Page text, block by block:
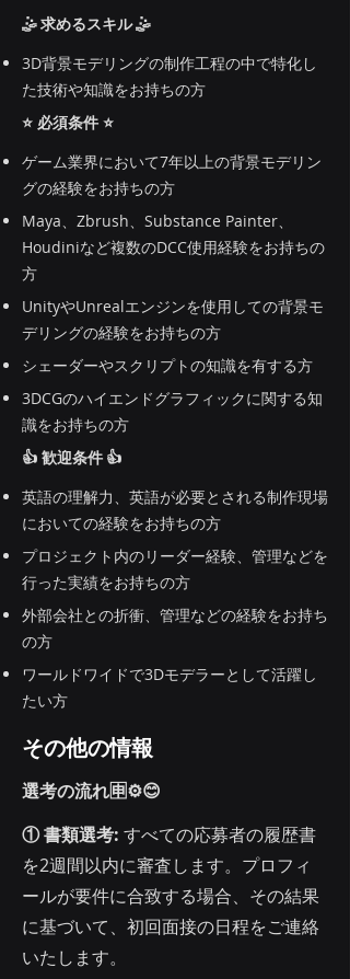
🤹 求めるスキル 🤹
3D背景モデリングの制作工程の中で特化し
た技術や知識をお持ちの方
⭐ 必須条件 ⭐
ゲーム業界において7年以上の背景モデリン
グの経験をお持ちの方
Maya、Zbrush、Substance Painter、
Houdiniなど複数のDCC使用経験をお持ちの
方
UnityやUnrealエンジンを使用しての背景モ
デリングの経験をお持ちの方
シェーダーやスクリプトの知識を有する方
3DCGのハイエンドグラフィックに関する知
識をお持ちの方
👍 歓迎条件 👍
英語の理解力、英語が必要とされる制作現場
においての経験をお持ちの方
プロジェクト内のリーダー経験、管理などを
行った実績をお持ちの方
外部会社との折衝、管理などの経験をお持ち
の方
ワールドワイドで3Dモデラーとして活躍し
たい方
その他の情報
選考の流れ🈸⚙️😊
① 書類選考: すべての応募者の履歴書
を2週間以内に審査します。プロフィ
ールが要件に合致する場合、その結果
に基づいて、初回面接の日程をご連絡
いたします。